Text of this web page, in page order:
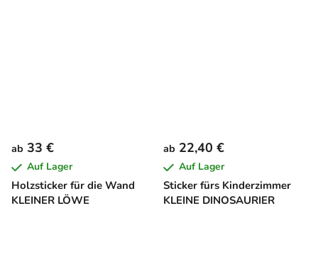
Holzsticker für die Wand
KLEINER LÖWE
ab 33 €
Auf Lager
Sticker fürs Kinderzimmer
KLEINE DINOSAURIER
ab 22,40 €
Auf Lager